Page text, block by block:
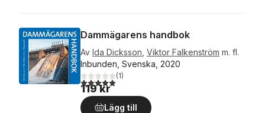
Dammägarens handbok
Av Ida Dicksson Viktor Falkenström m. fl.
Inbunden, Svenska, 2020
5,0utav 5 stjärnor. Totalt antal röster:
(1)
119 kr
Lägg till